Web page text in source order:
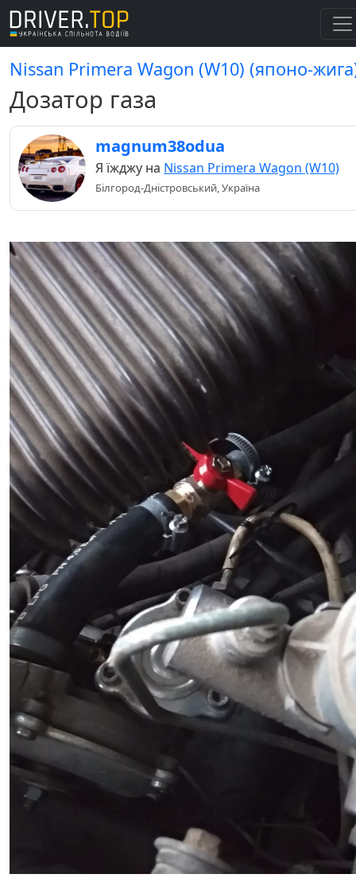
Nissan Primera Wagon (W10) (японо-
Дозатор газа
magnum38odua
Я їжджу на Nissan Primera Wagon (W10)
Білгород-Дністровський, Україна